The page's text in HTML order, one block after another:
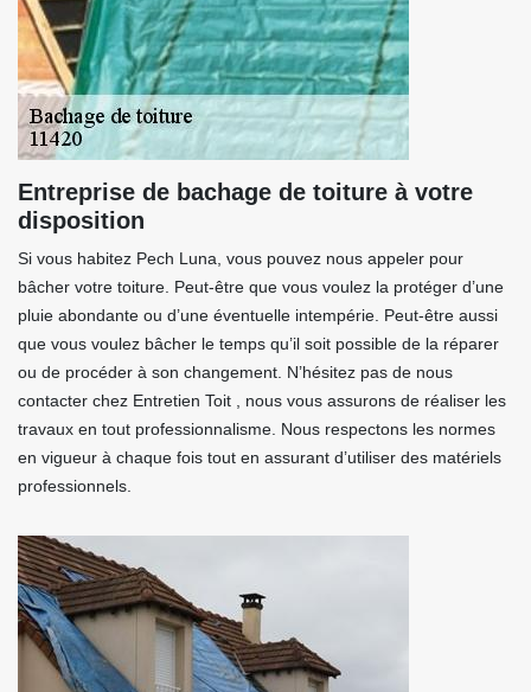
Entreprise de bachage de toiture à votre
disposition
Si vous habitez Pech Luna, vous pouvez nous appeler pour
bâcher votre toiture. Peut-être que vous voulez la protéger d’une
pluie abondante ou d’une éventuelle intempérie. Peut-être aussi
que vous voulez bâcher le temps qu’il soit possible de la réparer
ou de procéder à son changement. N’hésitez pas de nous
contacter chez Entretien Toit , nous vous assurons de réaliser les
travaux en tout professionnalisme. Nous respectons les normes
en vigueur à chaque fois tout en assurant d’utiliser des matériels
professionnels.